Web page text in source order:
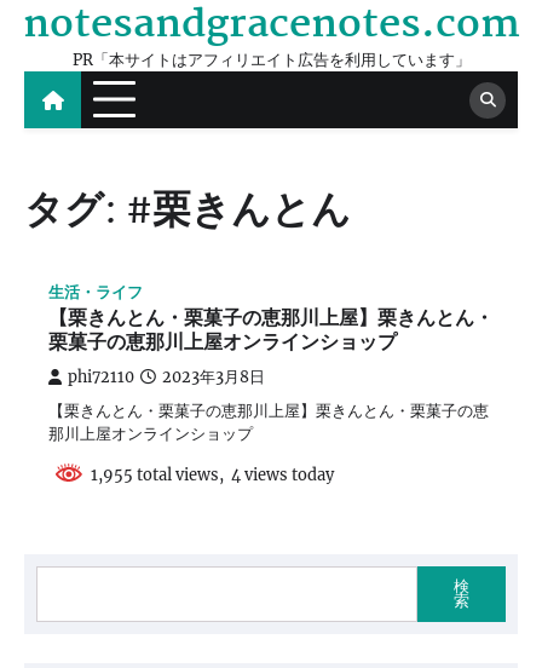
Skip
content
notesandgracenotes.com
PR「本サイトはアフィリエイト広告を利用しています」
タグ: #栗きんとん
生活・ライフ
【栗きんとん・栗菓子の恵那川上屋】栗きんとん・
栗菓子の恵那川上屋オンラインショップ
phi72110 2023年3月8日
【栗きんとん・栗菓子の恵那川上屋】栗きんとん・栗菓子の恵
那川上屋オンラインショップ
1,955 total views, 4 views today
検
索